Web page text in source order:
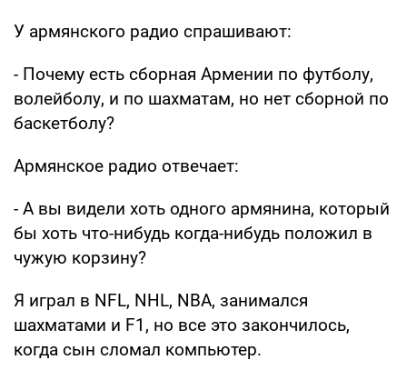
У армянского радио спрашивают:
- Почему есть сборная Армении по футболу,
волейболу, и по шахматам, но нет сборной по
баскетболу?
Армянское радио отвечает:
- А вы видели хоть одного армянина, который
бы хоть что-нибудь когда-нибудь положил в
чужую корзину?
Я играл в NFL, NHL, NBA, занимался
шахматами и F1, но все это закончилось,
когда сын сломал компьютер.